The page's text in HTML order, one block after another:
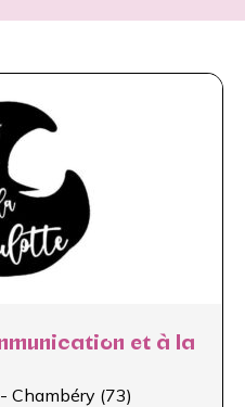
et à la
Chambéry (73)